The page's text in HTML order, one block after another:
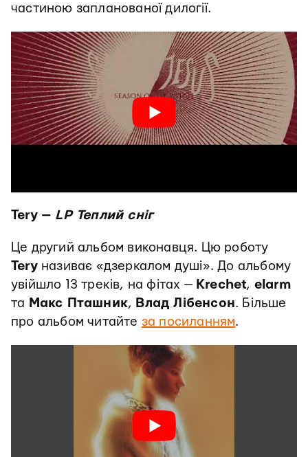
частиною запланованої дилогії.
Tery — LP Теплий сніг
Це другий альбом виконавця. Цю роботу
Teryназиває «дзеркалом душі». До альбому
увійшло 13 треків, на фітах — Krechet, elarm
та Макс Пташник, Влад Лібенсон. Більше
про альбом читайте за посиланням.